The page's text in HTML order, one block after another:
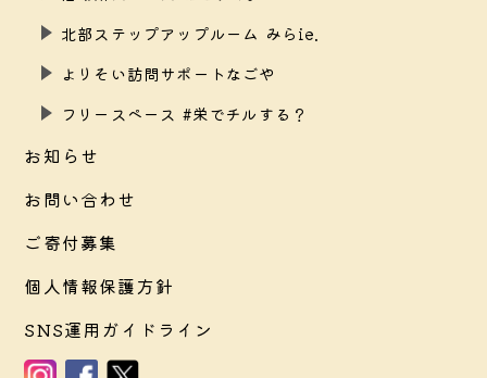
北部ステップアップルーム みらie.
よりそい訪問サポートなごや
フリースペース #栄でチルする？
お知らせ
お問い合わせ
ご寄付募集
個人情報保護方針
SNS運用ガイドライン